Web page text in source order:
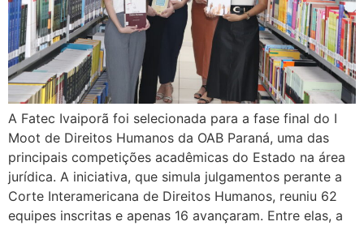
A Fatec Ivaiporã foi selecionada para a fase final do I
Moot de Direitos Humanos da OAB Paraná, uma das
principais competições acadêmicas do Estado na área
jurídica. A iniciativa, que simula julgamentos perante a
Corte Interamericana de Direitos Humanos, reuniu 62
equipes inscritas e apenas 16 avançaram. Entre elas, a